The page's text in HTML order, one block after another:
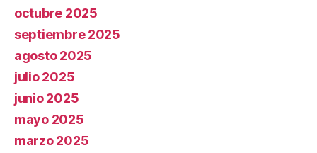
octubre 2025
septiembre 2025
agosto 2025
julio 2025
junio 2025
mayo 2025
marzo 2025